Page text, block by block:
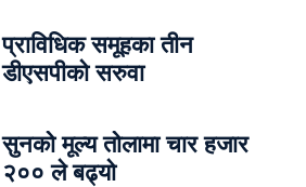
प्राविधिक समूहका तीन
डीएसपीको सरुवा
सुनको मूल्य तोलामा चार हजार
२०० ले बढ्यो